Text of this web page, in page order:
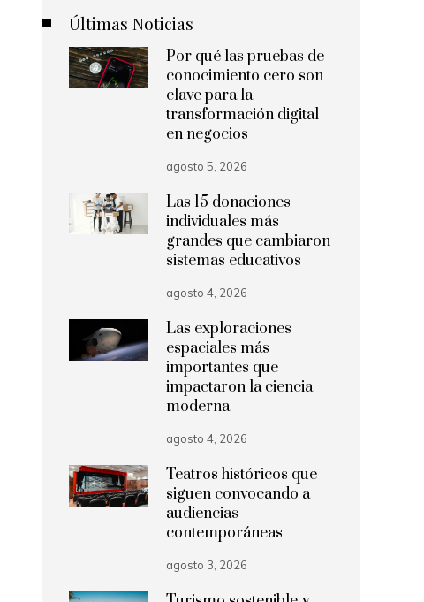
Últimas Noticias
Por qué las pruebas de
conocimiento cero son
clave para la
transformación digital
en negocios
agosto 5, 2026
Las 15 donaciones
individuales más
grandes que cambiaron
sistemas educativos
agosto 4, 2026
Las exploraciones
espaciales más
importantes que
impactaron la ciencia
moderna
agosto 4, 2026
Teatros históricos que
siguen convocando a
audiencias
contemporáneas
agosto 3, 2026